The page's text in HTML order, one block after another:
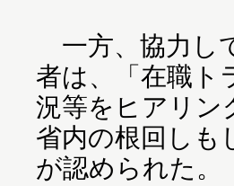
一方、協力し
者は、「在職ト
況等をヒアリン
省内の根回しも
が認められた。